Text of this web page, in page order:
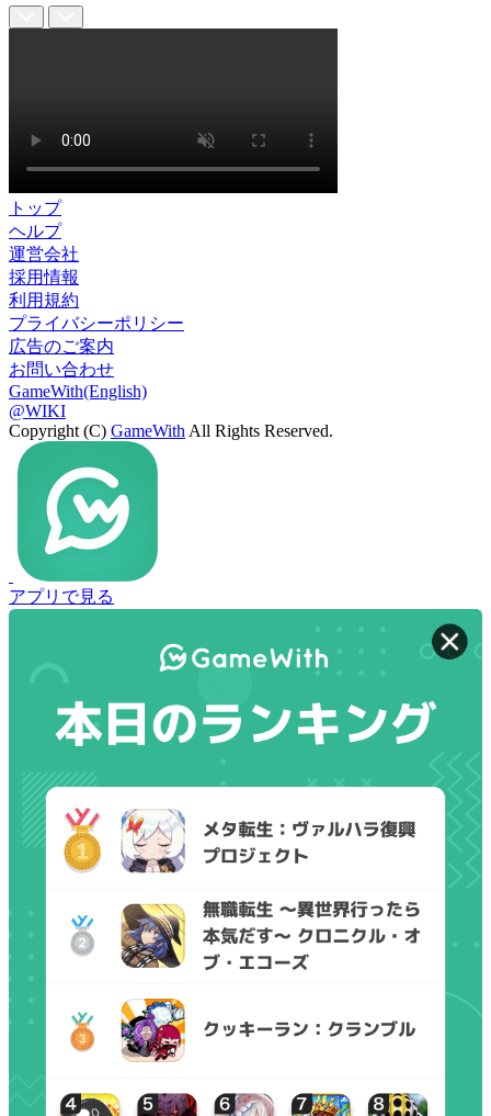
トップ
ヘルプ
運営会社
採用情報
利用規約
プライバシーポリシー
広告のご案内
お問い合わせ
GameWith(English)
@WIKI
Copyright (C) GameWith All Rights Reserved.
アプリで見る